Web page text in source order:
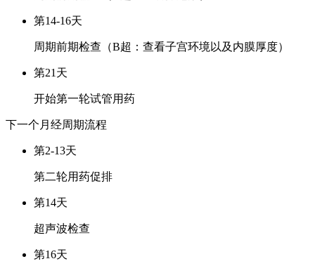
第14-16天
周期前期检查（B超：查看子宫环境以及内膜厚度）
第21天
开始第一轮试管用药
下一个月经周期流程
第2-13天
第二轮用药促排
第14天
超声波检查
第16天